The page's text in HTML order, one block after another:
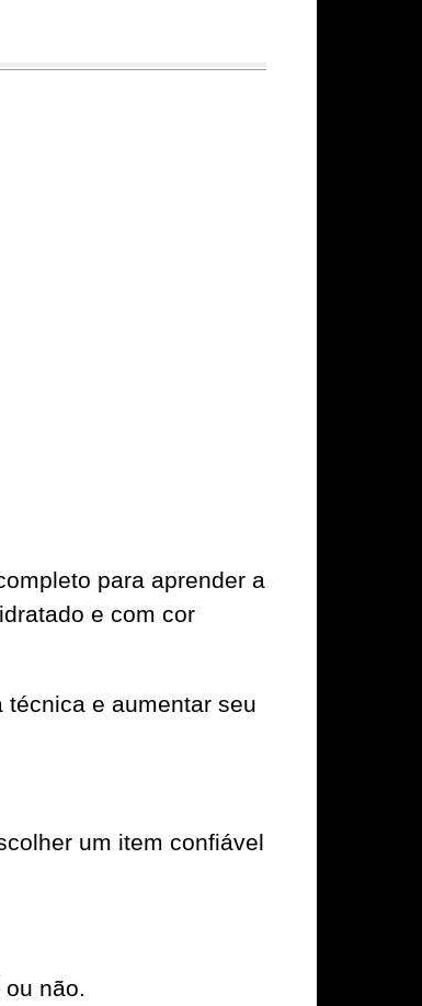
para aprender a
e com cor
e aumentar seu
um item confiável
não.